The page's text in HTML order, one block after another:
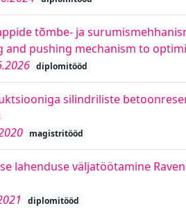
tõmbe- ja
and pushing mechanism to
diplomitööd
silindriliste
magistritööd
lahenduse väljatöötamine
diplomitööd